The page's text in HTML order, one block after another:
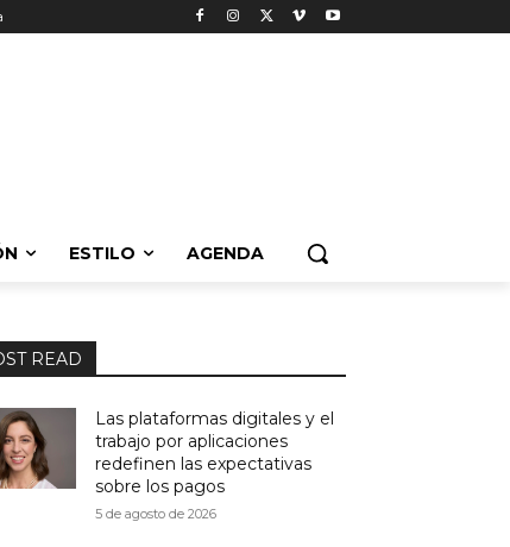
ESTILO AGENDA
READ
Las plataformas digitales y el
trabajo por aplicaciones
redefinen las expectativas
sobre los pagos
5 de agosto de 2026